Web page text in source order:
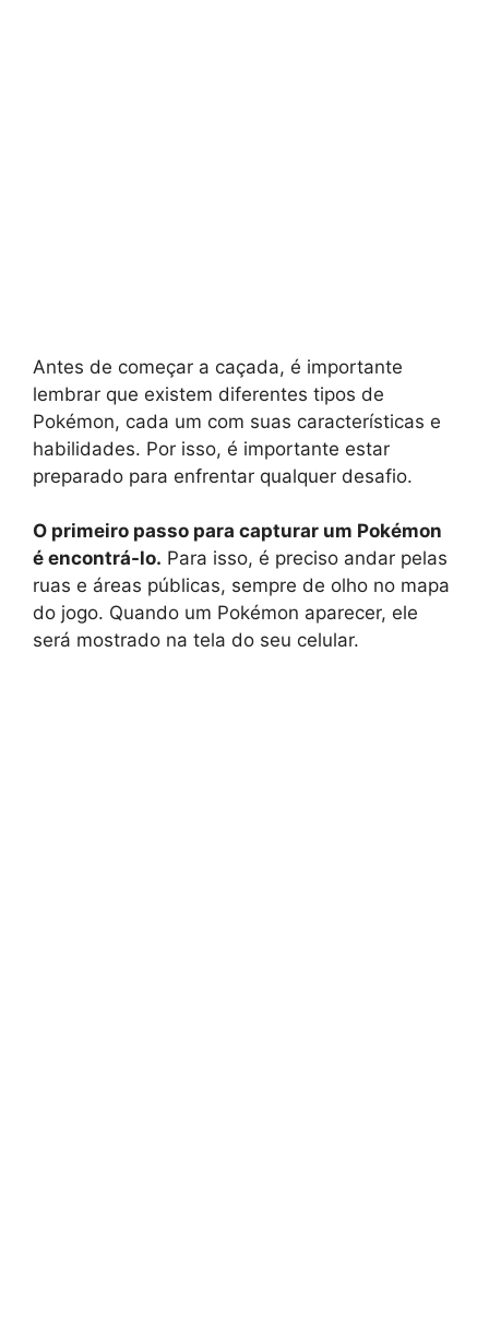
Antes de começar a caçada, é importante
lembrar que existem diferentes tipos de
Pokémon, cada um com suas características e
habilidades. Por isso, é importante estar
preparado para enfrentar qualquer desafio.
O primeiro passo para capturar um Pokémon
é encontrá-lo. Para isso, é preciso andar pelas
ruas e áreas públicas, sempre de olho no mapa
do jogo. Quando um Pokémon aparecer, ele
será mostrado na tela do seu celular.